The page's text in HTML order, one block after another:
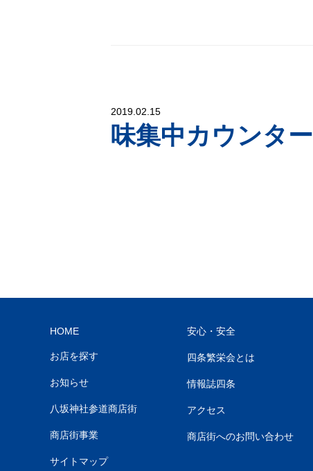
2019.02.15
味集中カウンター
HOME
お店を探す
お知らせ
八坂神社参道商店街
商店街事業
サイトマップ
安心・安全
四条繁栄会とは
情報誌四条
アクセス
商店街へのお問い合わせ